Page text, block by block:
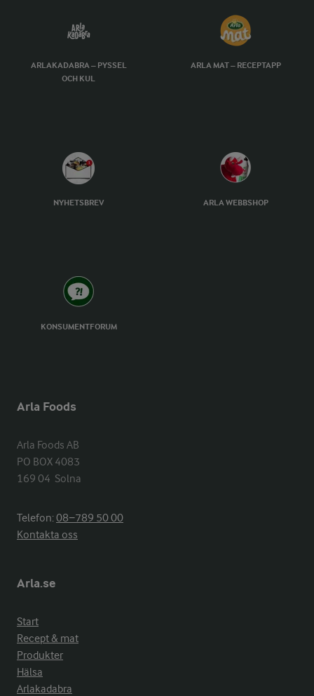
ARLAKADABRA – PYSSEL
OCH KUL
ARLA MAT – RECEPTAPP
NYHETSBREV ARLA WEBBSHOP
KONSUMENTFORUM
Arla Foods
Arla Foods AB
PO BOX 4083
169 04  Solna
Telefon:08−789 50 00
Kontakta oss
Arla.se
Start
Recept & mat
Produkter
Hälsa
Arlakadabra